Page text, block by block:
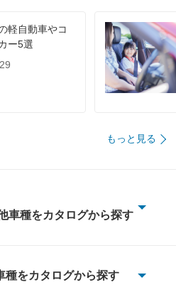
軽自動車やコ
ー5選
もっと見る
車種をカタログから探す
種をカタログから探す